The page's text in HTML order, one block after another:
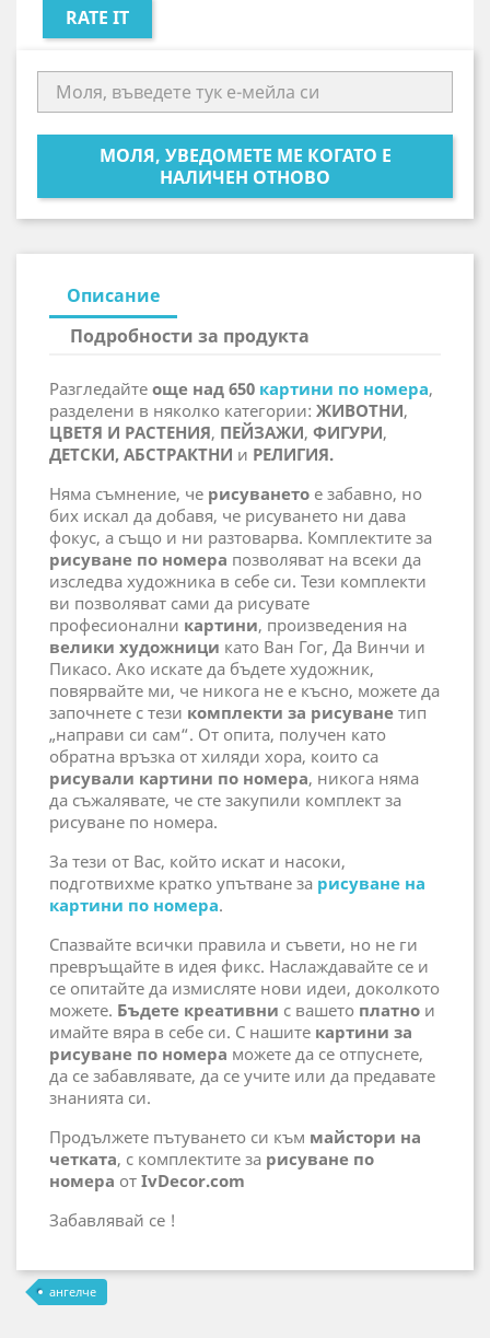
RATE IT
МОЛЯ, УВЕДОМЕТЕ МЕ КОГАТО Е
НАЛИЧЕН ОТНОВО
Описание
Подробности за продукта
Разгледайте още над 650 картини по номера,
разделени в няколко категории: ЖИВОТНИ,
ЦВЕТЯ И РАСТЕНИЯ, ПЕЙЗАЖИ, ФИГУРИ,
ДЕТСКИ, АБСТРАКТНИ и РЕЛИГИЯ.
Няма съмнение, че рисуването е забавно, но
бих искал да добавя, че рисуването ни дава
фокус, а също и ни разтоварва. Комплектите за
рисуване по номера позволяват на всеки да
изследва художника в себе си. Тези комплекти
ви позволяват сами да рисувате
професионални картини, произведения на
велики художници като Ван Гог, Да Винчи и
Пикасо. Ако искате да бъдете художник,
повярвайте ми, че никога не е късно, можете да
започнете с тези комплекти за рисуване тип
„направи си сам“. От опита, получен като
обратна връзка от хиляди хора, които са
рисували картини по номера, никога няма
да съжалявате, че сте закупили комплект за
рисуване по номера.
За тези от Вас, който искат и насоки,
подготвихме кратко упътване за рисуване на
картини по номера.
Спазвайте всички правила и съвети, но не ги
превръщайте в идея фикс. Наслаждавайте се и
се опитайте да измисляте нови идеи, доколкото
можете. Бъдете креативни с вашето платно и
имайте вяра в себе си. С нашите картини за
рисуване по номера можете да се отпуснете,
да се забавлявате, да се учите или да предавате
знанията си.
Продължете пътуването си към майстори на
четката, с комплектите за рисуване по
номера от IvDecor.com
Забавлявай се !
ангелче